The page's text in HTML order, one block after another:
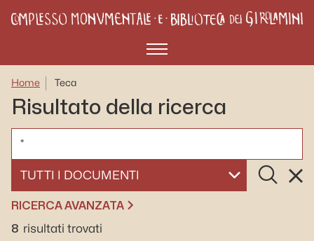
Menù
Home Teca
Risultato della ricerca
SELEZIONA UN DOCUMENTO
Cerca
RICERCA AVANZATA
8 risultati trovati